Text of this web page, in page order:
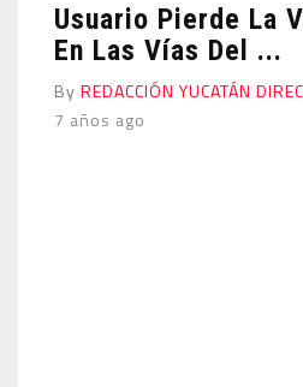
Usuario Pierde La
En Las Vías Del ...
By REDACCIÓN YUCATÁN
7 años ago